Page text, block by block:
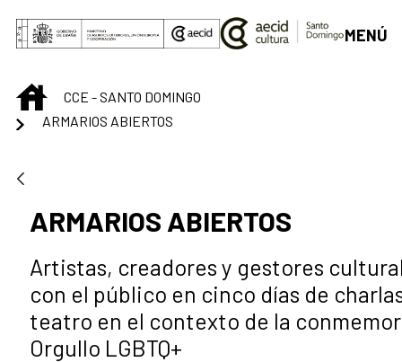
Saut au contenu principal
MENÚ
INICIOCCE - SANTO DOMINGO
ARMARIOS ABIERTOS
ARMARIOS ABIERTOS
Artistas, creadores y gestores
con el público en cinco días de
teatro en el contexto de la
Orgullo LGBTQ+